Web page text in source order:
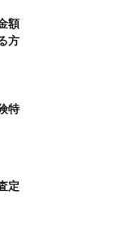
額
方
特
定